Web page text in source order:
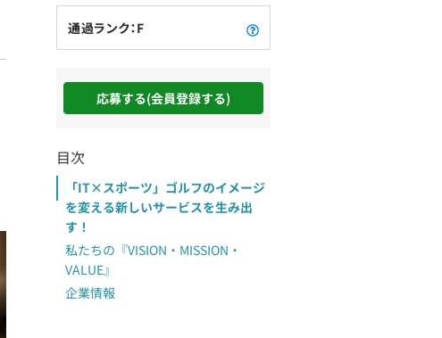
通過ランク：F
応募する(会員登録する)
目次
「IT×スポーツ」ゴルフのイメージ
を変える新しいサービスを生み出
す！
私たちの『VISION・MISSION・
VALUE』
企業情報